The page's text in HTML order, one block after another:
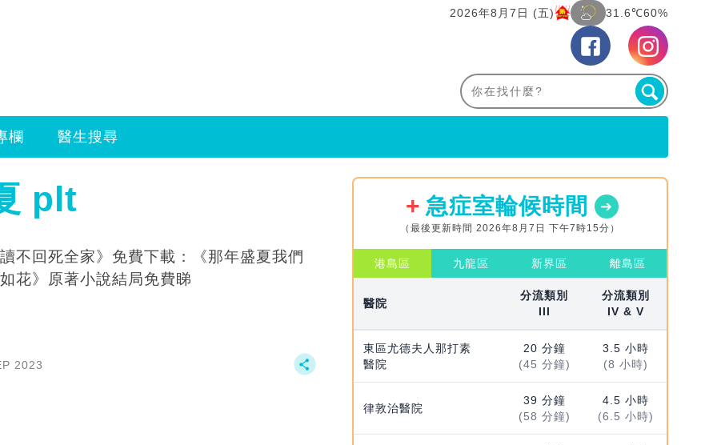
2026年8月7日 (五) 31.6℃60%
欄 醫生搜尋
plt
不回死全家》免費下載：《那年盛夏我們
花》原著小說結局免費睇
2023
急症室輪候時間
（最後更新時間 2026年8月7日 下午7時15分）
港島區 九龍區 新界區 離島區
醫院
分流類別
III
分流類別
IV & V
東區尤德夫人那打素
醫院
20 分鐘
(45 分鐘)
3.5 小時
(8 小時)
律敦治醫院
39 分鐘
(58 分鐘)
4.5 小時
(6.5 小時)